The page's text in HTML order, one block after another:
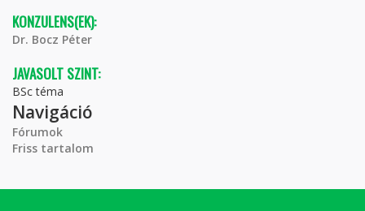
KONZULENS(EK):
Dr. Bocz Péter
JAVASOLT SZINT:
BSc téma
Navigáció
Fórumok
Friss tartalom